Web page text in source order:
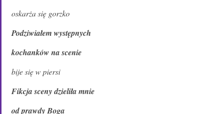
oskarża się gorzko
Podziwiałem występnych
kochanków na scenie
bije się w piersi
Fikcja sceny dzieliła mnie
od prawdy Boga